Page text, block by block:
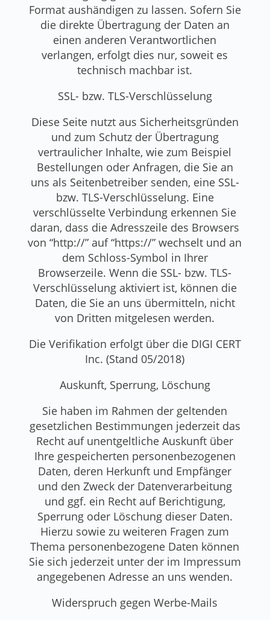
Format aushändigen zu lassen. Sofern Sie
die direkte Übertragung der Daten an
einen anderen Verantwortlichen
verlangen, erfolgt dies nur, soweit es
technisch machbar ist.
SSL- bzw. TLS-Verschlüsselung
Diese Seite nutzt aus Sicherheitsgründen
und zum Schutz der Übertragung
vertraulicher Inhalte, wie zum Beispiel
Bestellungen oder Anfragen, die Sie an
uns als Seitenbetreiber senden, eine SSL-
bzw. TLS-Verschlüsselung. Eine
verschlüsselte Verbindung erkennen Sie
daran, dass die Adresszeile des Browsers
von “http://” auf “https://” wechselt und an
dem Schloss-Symbol in Ihrer
Browserzeile. Wenn die SSL- bzw. TLS-
Verschlüsselung aktiviert ist, können die
Daten, die Sie an uns übermitteln, nicht
von Dritten mitgelesen werden.
Die Verifikation erfolgt über die DIGI CERT
Inc. (Stand 05/2018)
Auskunft, Sperrung, Löschung
Sie haben im Rahmen der geltenden
gesetzlichen Bestimmungen jederzeit das
Recht auf unentgeltliche Auskunft über
Ihre gespeicherten personenbezogenen
Daten, deren Herkunft und Empfänger
und den Zweck der Datenverarbeitung
und ggf. ein Recht auf Berichtigung,
Sperrung oder Löschung dieser Daten.
Hierzu sowie zu weiteren Fragen zum
Thema personenbezogene Daten können
Sie sich jederzeit unter der im Impressum
angegebenen Adresse an uns wenden.
Widerspruch gegen Werbe-Mails